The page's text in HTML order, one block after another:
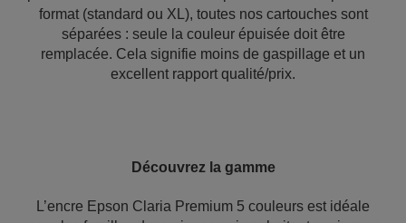
format (standard ou XL), toutes nos cartouches sont
séparées : seule la couleur épuisée doit être
remplacée. Cela signifie moins de gaspillage et un
excellent rapport qualité/prix.
Découvrez la gamme
L’encre Epson Claria Premium 5 couleurs est idéale